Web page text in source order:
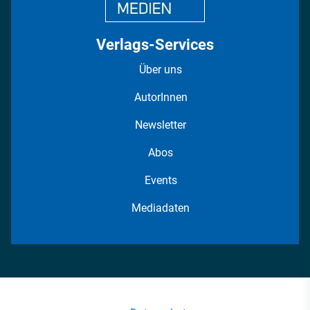
Verlags-Services
Über uns
AutorInnen
Newsletter
Abos
Events
Mediadaten